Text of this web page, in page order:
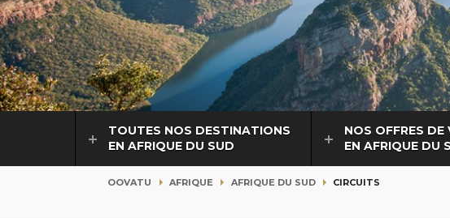
TOUTES NOS DESTINATIONS
EN AFRIQUE DU SUD
NOS OFFRES DE
EN AFRIQUE DU
OOVATU AFRIQUE AFRIQUE DU SUD CIRCUITS